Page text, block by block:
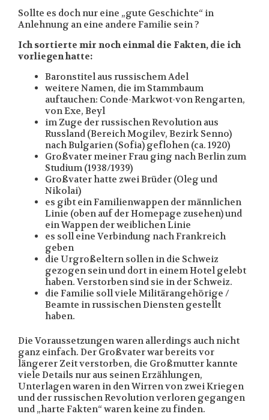
Sollte es doch nur eine „gute Geschichte“ in
Anlehnung an eine andere Familie sein ?
Ich sortierte mir noch einmal die Fakten, die ich
vorliegen hatte:
Baronstitel aus russischem Adel
weitere Namen, die im Stammbaum
auftauchen: Conde-Markwot-von Rengarten,
von Exe, Beyl
im Zuge der russischen Revolution aus
Russland (Bereich Mogilev, Bezirk Senno)
nach Bulgarien (Sofia) geflohen (ca. 1920)
Großvater meiner Frau ging nach Berlin zum
Studium (1938/1939)
Großvater hatte zwei Brüder (Oleg und
Nikolai)
es gibt ein Familienwappen der männlichen
Linie (oben auf der Homepage zusehen) und
ein Wappen der weiblichen Linie
es soll eine Verbindung nach Frankreich
geben
die Urgroßeltern sollen in die Schweiz
gezogen sein und dort in einem Hotel gelebt
haben. Verstorben sind sie in der Schweiz.
die Familie soll viele Militärangehörige /
Beamte in russischen Diensten gestellt
haben.
Die Voraussetzungen waren allerdings auch nicht
ganz einfach. Der Großvater war bereits vor
längerer Zeit verstorben, die Großmutter kannte
viele Details nur aus seinen Erzählungen,
Unterlagen waren in den Wirren von zwei Kriegen
und der russischen Revolution verloren gegangen
und „harte Fakten“ waren keine zu finden.